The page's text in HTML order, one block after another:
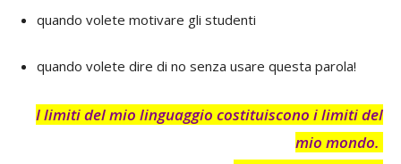
quando volete motivare gli studenti
quando volete dire di no senza usare questa parola!
I limiti del mio linguaggio costituiscono i limiti del
mio mondo.